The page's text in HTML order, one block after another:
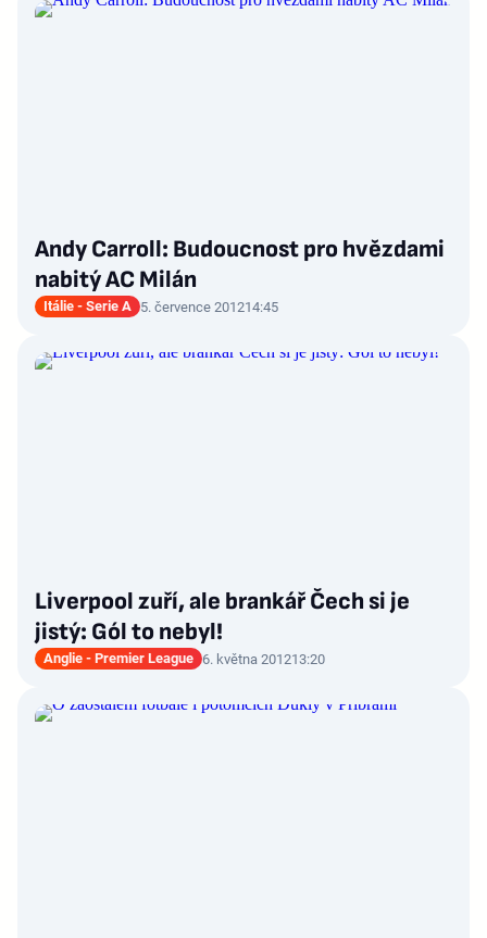
Andy Carroll: Budoucnost pro hvězdami
nabitý AC Milán
Itálie - Serie A 5. července 201214:45
Liverpool zuří, ale brankář Čech si je
jistý: Gól to nebyl!
Anglie - Premier League 6. května 201213:20